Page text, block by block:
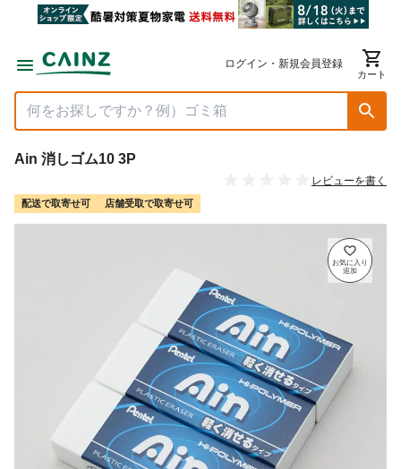
ログイン・新規会員登録
カート
Ain 消しゴム10 3P
レビューを書く
配送で取寄せ可 店舗受取で取寄せ可